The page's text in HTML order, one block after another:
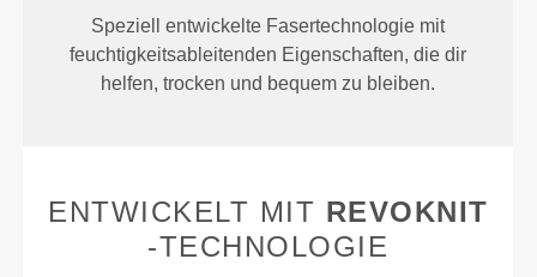
Speziell entwickelte Fasertechnologie mit
feuchtigkeitsableitenden Eigenschaften, die dir
helfen, trocken und bequem zu bleiben.
ENTWICKELT MIT REVOKNIT
-TECHNOLOGIE